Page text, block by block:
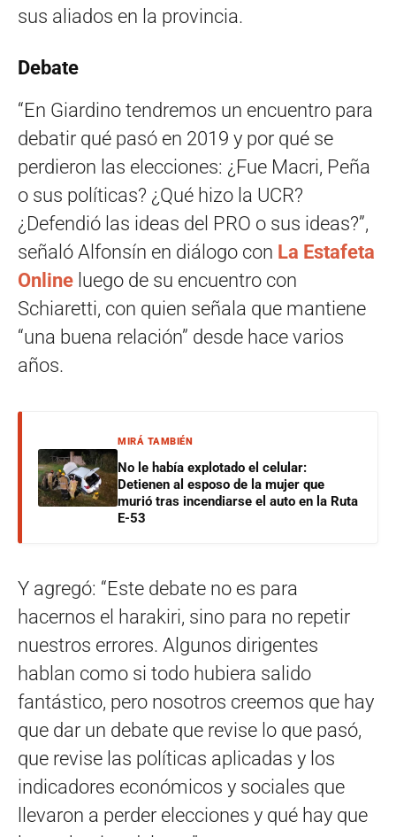
sus aliados en la provincia.
Debate
“En Giardino tendremos un encuentro para
debatir qué pasó en 2019 y por qué se
perdieron las elecciones: ¿Fue Macri, Peña
o sus políticas? ¿Qué hizo la UCR?
¿Defendió las ideas del PRO o sus ideas?”,
señaló Alfonsín en diálogo con La Estafeta
Online luego de su encuentro con
Schiaretti, con quien señala que mantiene
“una buena relación” desde hace varios
años.
MIRÁ TAMBIÉN
No le había explotado el celular:
Detienen al esposo de la mujer que
murió tras incendiarse el auto en la Ruta
E-53
Y agregó: “Este debate no es para
hacernos el harakiri, sino para no repetir
nuestros errores. Algunos dirigentes
hablan como si todo hubiera salido
fantástico, pero nosotros creemos que hay
que dar un debate que revise lo que pasó,
que revise las políticas aplicadas y los
indicadores económicos y sociales que
llevaron a perder elecciones y qué hay que